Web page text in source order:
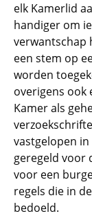
elk Kamerlid
handiger om
verwantschap
een stem op
worden
overigens ook
Kamer als
vastgelopen
geregeld voor
voor een
regels die in
bedoeld.